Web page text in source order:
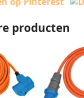
producten